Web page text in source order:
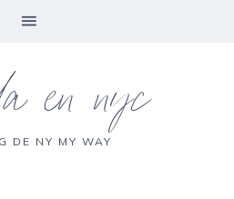
en nyc
DE NY MY WAY